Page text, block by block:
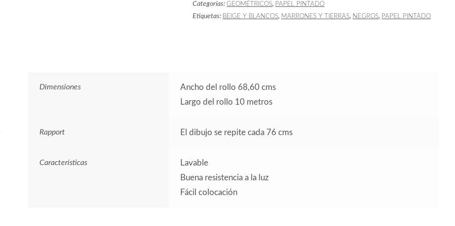
Pincelada
Negro
Categorías:GEOMÉTRICOS, PAPEL PINTADO
Etiquetas: BEIGE Y BLANCOS, MARRONES Y TIERRAS, NEGROS, PAPEL PINTADO
Dimensiones
Ancho del rollo 68,60 cms
Largo del rollo 10 metros
Rapport El dibujo se repite cada 76 cms
Características
Lavable
Buena resistencia a la luz
Fácil colocación